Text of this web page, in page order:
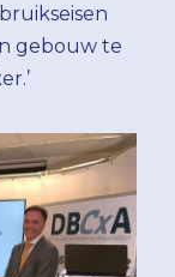
gebouw te